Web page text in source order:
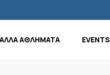
ΑΛΛΑ ΑΘΛΗΜΑΤΑ EVENTS